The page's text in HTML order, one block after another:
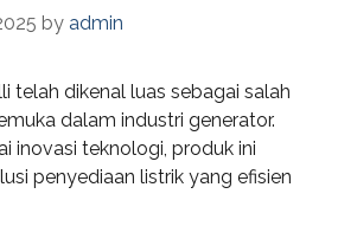
by admin
telah dikenal luas sebagai salah
dalam industri generator.
inovasi teknologi, produk ini
penyediaan listrik yang efisien